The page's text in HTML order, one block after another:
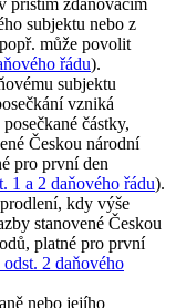
subjektu nebo z
může povolit
řádu).
subjektu
vzniká
částky,
Českou národní
pro první den
1 a 2 daňového řádu).
kdy výše
stanovené Českou
platné pro první
odst. 2 daňového
nebo jejího